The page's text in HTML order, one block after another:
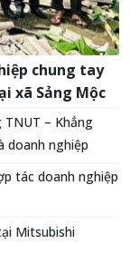
chung tay
xã Sảng Mộc
– Khẳng
doanh nghiệp
tác doanh nghiệp
Mitsubishi